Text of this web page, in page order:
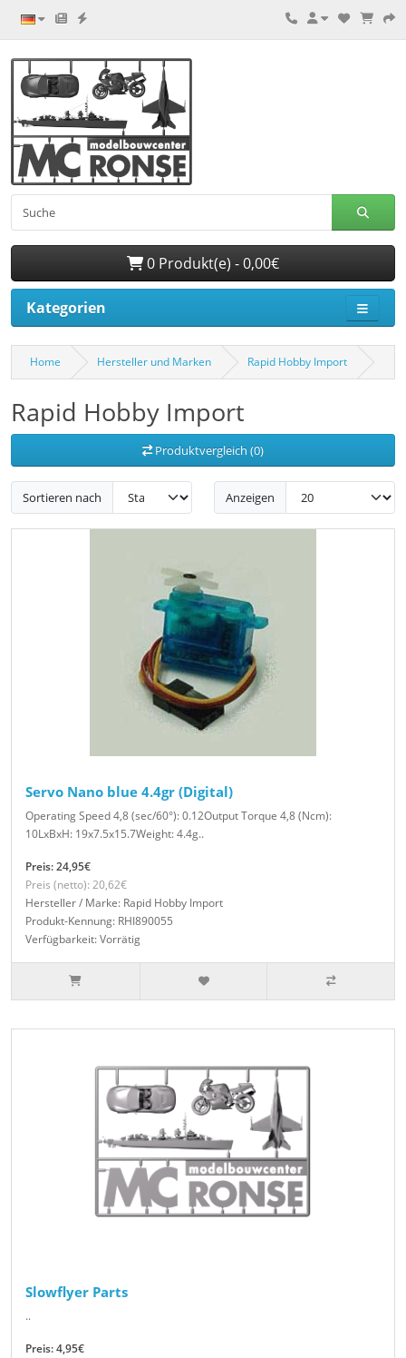
0 Produkt(e) - 0,00€
Kategorien
Home Hersteller und Marken Rapid Hobby Import
Rapid Hobby Import
Produktvergleich (0)
Sortieren nach Anzeigen
Servo Nano blue 4.4gr (Digital)
Operating Speed 4,8 (sec/60°): 0.12Output Torque 4,8 (Ncm):
10LxBxH: 19x7.5x15.7Weight: 4.4g..
Preis: 24,95€
Preis (netto): 20,62€
Hersteller / Marke: Rapid Hobby Import
Produkt-Kennung: RHI890055
Verfügbarkeit: Vorrätig
Slowflyer Parts
..
Preis: 4,95€